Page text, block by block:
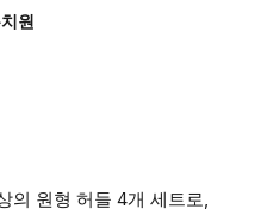
원
의 원형 허들 4개 세트로,